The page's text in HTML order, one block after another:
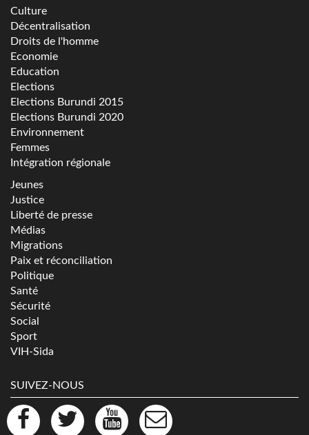
Culture
Décentralisation
Droits de l'homme
Economie
Education
Elections
Elections Burundi 2015
Elections Burundi 2020
Environnement
Femmes
Intégration régionale
Jeunes
Justice
Liberté de presse
Médias
Migrations
Paix et réconciliation
Politique
Santé
Sécurité
Social
Sport
VIH-Sida
SUIVEZ-NOUS